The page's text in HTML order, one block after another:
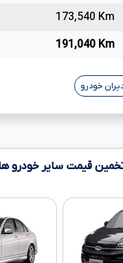
173,540 Km
191,040 Km
خودرو
قیمت سایر خودرو